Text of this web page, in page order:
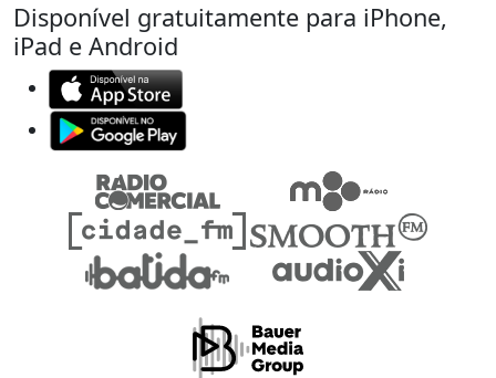
Disponível gratuitamente para iPhone,
iPad e Android